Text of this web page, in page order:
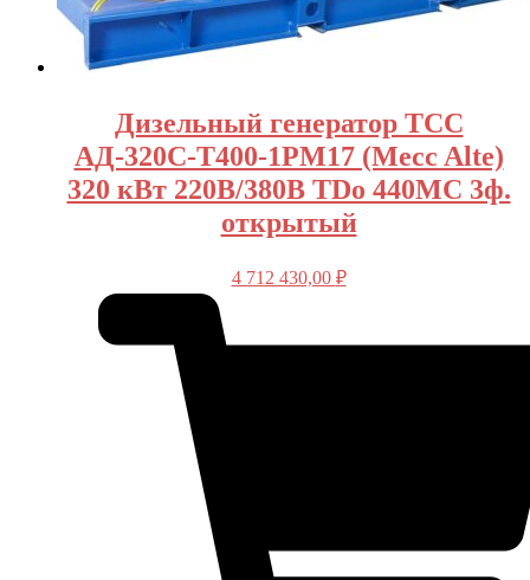
Дизельный генератор ТСС
АД-320С-Т400-1РМ17 (Mecc Alte)
320 кВт 220В/380В TDo 440MC 3ф.
открытый
4 712 430,00 ₽